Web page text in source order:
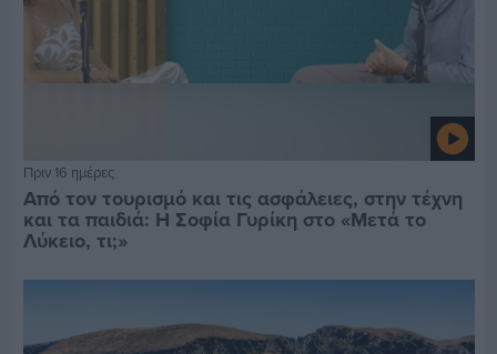
Πριν 16 ημέρες
Από τον τουρισμό και τις ασφάλειες, στην τέχνη
και τα παιδιά: Η Σοφία Γυρίκη στο «Μετά το
Λύκειο, τι;»